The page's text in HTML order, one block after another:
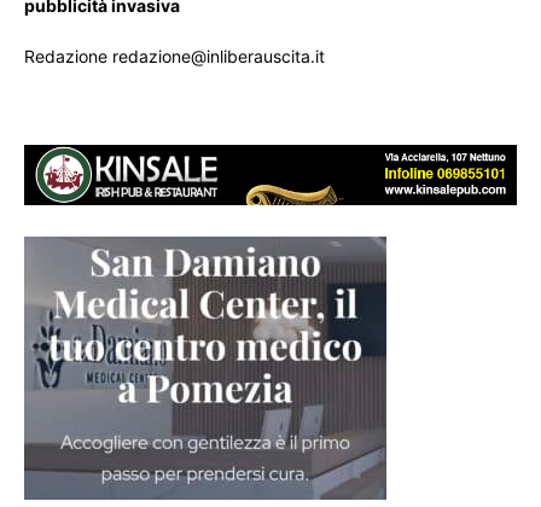
pubblicità invasiva
Redazione redazione@inliberauscita.it